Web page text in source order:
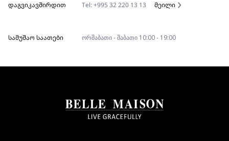
ᲓᲐᲒᲕᲘᲙᲐᲕᲨᲘᲠᲓᲘᲗ Tel: +995 32 220 13 13 მეილი
ᲡᲐᲛᲣᲨᲐᲝ ᲡᲐᲐᲗᲔᲑᲘ ორშაბათი - შაბათი 10:00 - 19:00